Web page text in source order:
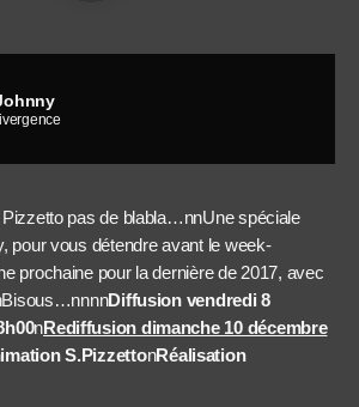
pas de blabla…nnUne spéciale
pour vous détendre avant le week-
prochaine pour la dernière de 2017, avec
Diffusion vendredi 8
nRediffusion dimanche 10 décembre
S.PizzettonRéalisation